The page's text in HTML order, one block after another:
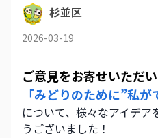
杉並区
2026-03-19
ご意見をお寄せいただ
「みどりのために”私が
について、様々なアイデ
うございました！